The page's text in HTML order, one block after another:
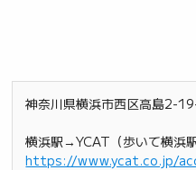
神奈川県横浜市西区高島2-
横浜駅→YCAT（歩いて横浜
https://www.ycat.co.jp/